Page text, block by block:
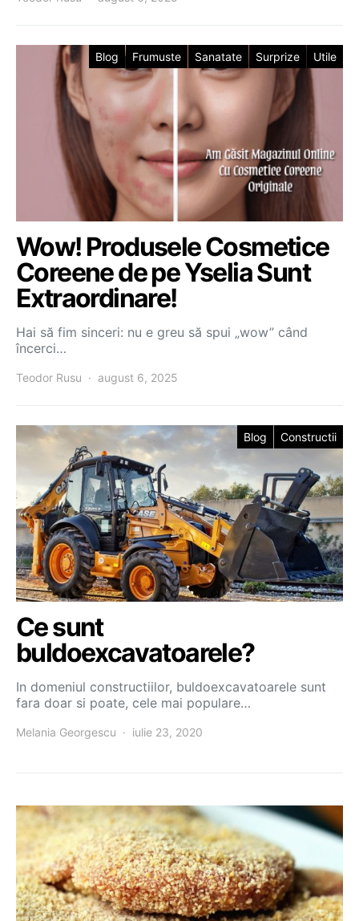
Blog Frumuste Sanatate Surprize Utile
Wow! Produsele Cosmetice
Coreene de pe Yselia Sunt
Extraordinare!
Hai să fim sinceri: nu e greu să spui „wow” când
încerci…
Teodor Rusu august 6, 2025
Blog Constructii
Ce sunt
buldoexcavatoarele?
In domeniul constructiilor, buldoexcavatoarele sunt
fara doar si poate, cele mai populare…
Melania Georgescu iulie 23, 2020